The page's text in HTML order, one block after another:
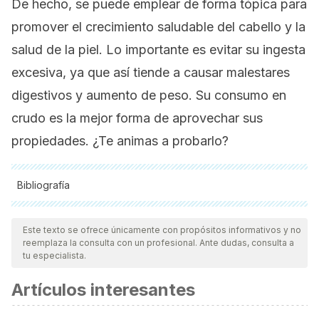
De hecho, se puede emplear de forma tópica para
promover el crecimiento saludable del cabello y la
salud de la piel. Lo importante es evitar su ingesta
excesiva, ya que así tiende a causar malestares
digestivos y aumento de peso. Su consumo en
crudo es la mejor forma de aprovechar sus
propiedades. ¿Te animas a probarlo?
Bibliografía
Todas las fuentes citadas fueron revisadas a profundidad por
nuestro equipo, para asegurar su calidad, confiabilidad,
vigencia y validez.La bibliografía de este artículo fue
científica.
Adams, G. G., Imran, S., Wang, S., Mohammad, A., Kok, M. S.,
Este texto se ofrece únicamente con propósitos informativos y no
reemplaza la consulta con un profesional. Ante dudas, consulta a
tu especialista.
Artículos interesantes